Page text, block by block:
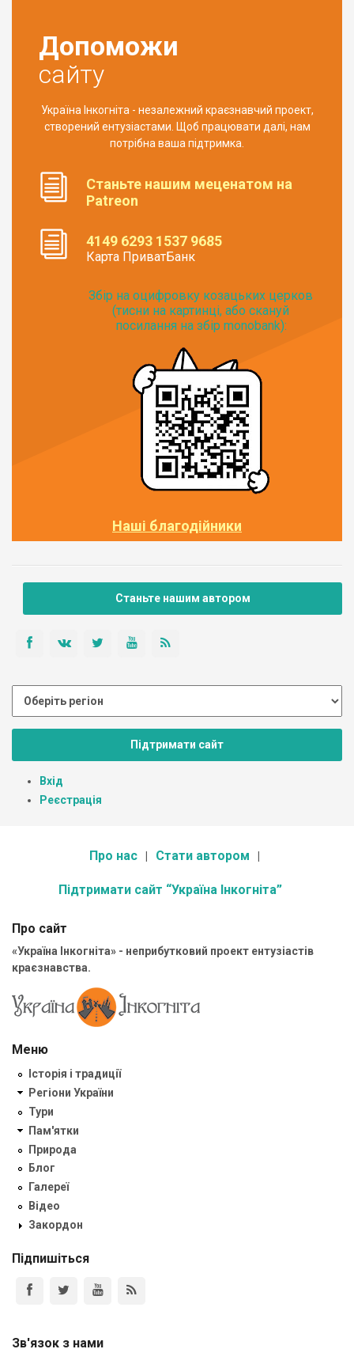
Допоможи
сайту
Україна Інкогніта - незалежний краєзнавчий проект,
створений ентузіастами. Щоб працювати далі, нам
потрібна ваша підтримка.
Станьте нашим меценатом на
Patreon
4149 6293 1537 9685
Карта ПриватБанк
Збір на оцифровку козацьких церков
(тисни на картинці, або скануй
посилання на збір monobank):
Наші благодійники
Станьте нашим автором
Підтримати сайт
Вхід
Реєстрація
Про нас Стати автором
Підтримати сайт “Україна Інкогніта”
Про сайт
«Україна Інкогніта» - неприбутковий проект ентузіастів
краєзнавства.
Меню
Історія і традиції
Регіони України
Тури
Пам'ятки
Природа
Блог
Галереї
Відео
Закордон
Підпишіться
Зв'язок з нами